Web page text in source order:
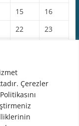
Çerezler
15
16
22
23